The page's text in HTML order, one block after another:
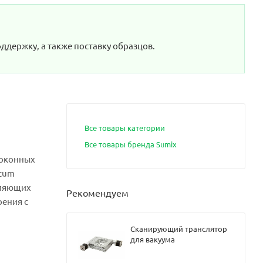
а также поставку образцов.
с
Все товары категории
Все товары бренда Sumix
Рекомендуем
Сканирующий транслятор
для вакуума